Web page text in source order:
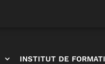
INSTITUT DE